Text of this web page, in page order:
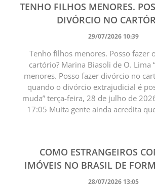
TENHO FILHOS MENORES.
DIVÓRCIO NO
29/07/2026 10:39
Tenho filhos menores. Posso fazer
cartório? Marina Biasoli de O. Lima
menores. Posso fazer divórcio no
quando o divórcio extrajudicial é
muda” terça-feira, 28 de julho de
17:05 Muita gente ainda acredita
COMO ESTRANGEIROS
IMÓVEIS NO BRASIL DE
28/07/2026 13:05